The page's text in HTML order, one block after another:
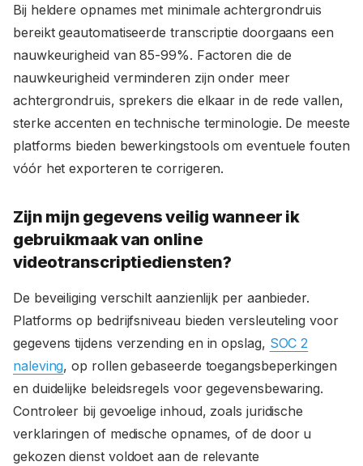
Bij heldere opnames met minimale achtergrondruis
bereikt geautomatiseerde transcriptie doorgaans een
nauwkeurigheid van 85-99%. Factoren die de
nauwkeurigheid verminderen zijn onder meer
achtergrondruis, sprekers die elkaar in de rede vallen,
sterke accenten en technische terminologie. De meeste
platforms bieden bewerkingstools om eventuele fouten
vóór het exporteren te corrigeren.
Zijn mijn gegevens veilig wanneer ik
gebruikmaak van online
videotranscriptiediensten?
De beveiliging verschilt aanzienlijk per aanbieder.
Platforms op bedrijfsniveau bieden versleuteling voor
gegevens tijdens verzending en in opslag, SOC 2
naleving, op rollen gebaseerde toegangsbeperkingen
en duidelijke beleidsregels voor gegevensbewaring.
Controleer bij gevoelige inhoud, zoals juridische
verklaringen of medische opnames, of de door u
gekozen dienst voldoet aan de relevante